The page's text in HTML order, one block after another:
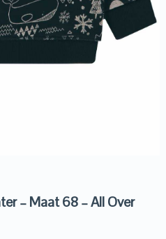
– Maat 68 – All Over